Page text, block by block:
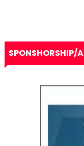
SPONSHORSHIP/